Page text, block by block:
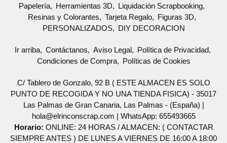
Papelería
Herramientas 3D
Liquidación Scrapbooking
Resinas y Colorantes
Tarjeta Regalo
Figuras 3D
PERSONALIZADOS
DIY DECORACION
Ir arriba Contáctanos Aviso Legal
Política de Privacidad
Condiciones de Compra
Políticas de Cookies
C/ Tablero de Gonzalo, 92 B ( ESTE ALMACEN ES SOLO
PUNTO DE RECOGIDA Y NO UNA TIENDA FISICA) - 35017
Las Palmas de Gran Canaria, Las Palmas - (España) |
hola@elrinconscrap.com | WhatsApp: 655493665
Horario: ONLINE: 24 HORAS / ALMACEN: ( CONTACTAR
SIEMPRE ANTES ) DE LUNES A VIERNES DE 16:00 A 18:00